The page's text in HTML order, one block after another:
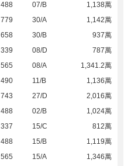
488 07/B
1,138萬
779 30/A
1,142萬
658 30/B
937萬
339 08/D
787萬
565 08/A
1,341.2萬
490 11/B
1,136萬
743 27/D
2,016萬
488 02/B
1,024萬
337 15/C
812萬
488 15/B
1,119萬
565 15/A
1,346萬